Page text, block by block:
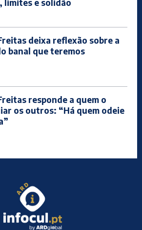
limites e solidão
deixa reflexão sobre a
banal que teremos
responde a quem o
os outros: “Há quem odeie